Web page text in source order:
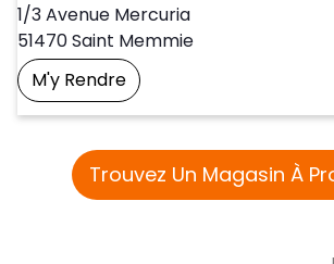
1/3 Avenue Mercuria
51470Saint Memmie
M'y RendrePrendre Un Rendez-Vous
Trouvez Un Magasin À